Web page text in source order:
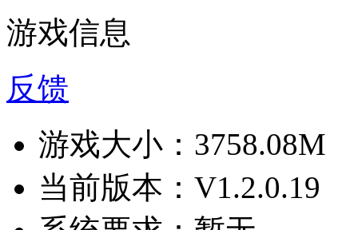
游戏信息
反馈
游戏大小： 3758.08M
当前版本： V1.2.0.19